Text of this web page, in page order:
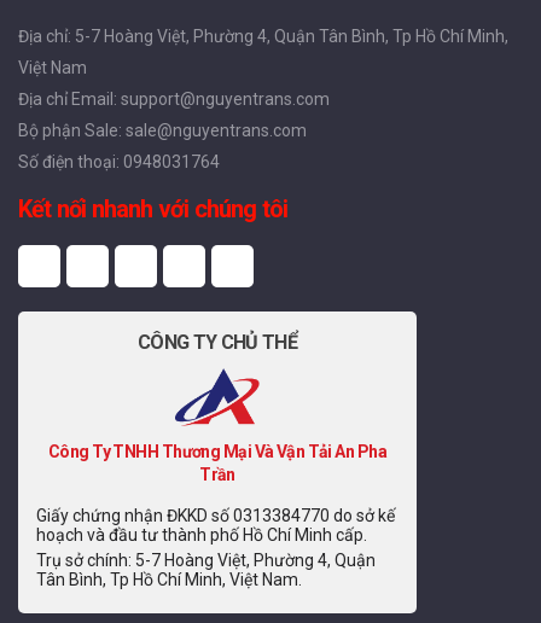
Địa chỉ: 5-7 Hoàng Việt, Phường 4, Quận Tân Bình, Tp Hồ Chí Minh,
Việt Nam
Địa chỉ Email: support@nguyentrans.com
Bộ phận Sale: sale@nguyentrans.com
Số điện thoại: 0948031764
Kết nối nhanh với chúng tôi
CÔNG TY CHỦ THỂ
Công Ty TNHH Thương Mại Và Vận Tải An Pha
Trần
Giấy chứng nhận ĐKKD số 0313384770 do sở kế
hoạch và đầu tư thành phố Hồ Chí Minh cấp.
Trụ sở chính: 5-7 Hoàng Việt, Phường 4, Quận
Tân Bình, Tp Hồ Chí Minh, Việt Nam.